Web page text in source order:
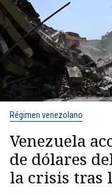
Régimen venezolano
Venezuela
de dólares
la crisis tras